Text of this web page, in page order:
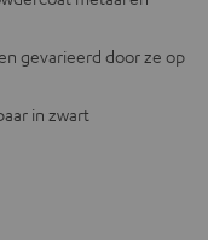
gevarieerd door ze op
in zwart